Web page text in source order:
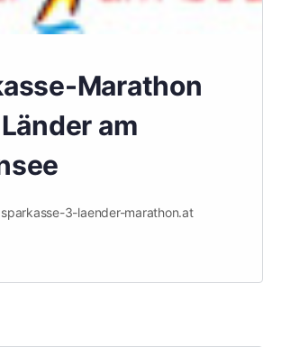
Marathon
am
3-laender-marathon.at